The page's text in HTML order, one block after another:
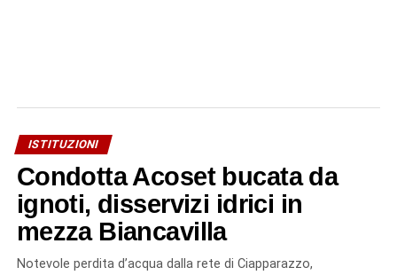
ISTITUZIONI
Condotta Acoset bucata da
ignoti, disservizi idrici in
mezza Biancavilla
Notevole perdita d’acqua dalla rete di Ciapparazzo,